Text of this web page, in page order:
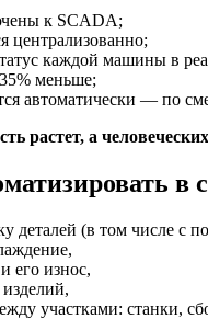
к SCADA;
централизованно;
каждой машины в
меньше;
автоматически — по
растет, а
в
деталей (в том числе с
его износ,
участками: станки,